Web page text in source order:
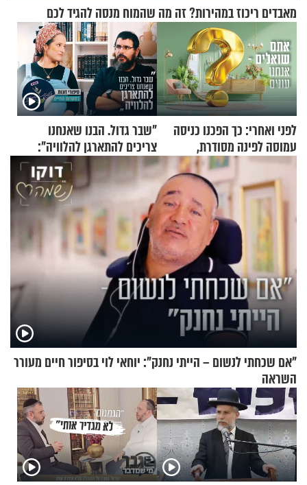
מאבדים ריכוז במהירות? זה מה שהמוח מנסה להגיד לכם
לפני ואחרי: כך הפכנו כניסה
עמוסה לפינה מסודרת,
שימושית ומזמינה
"שבר גדול. הבנו שאנחנו
צריכים להתארגן להלוויה":
זוגיות במבחן, הפעם עם מרים
וגד דנינו
"אם שכחתי לנשום – הייתי נחנק": יוחאי לוי בסיפור חיים מעורר
השראה